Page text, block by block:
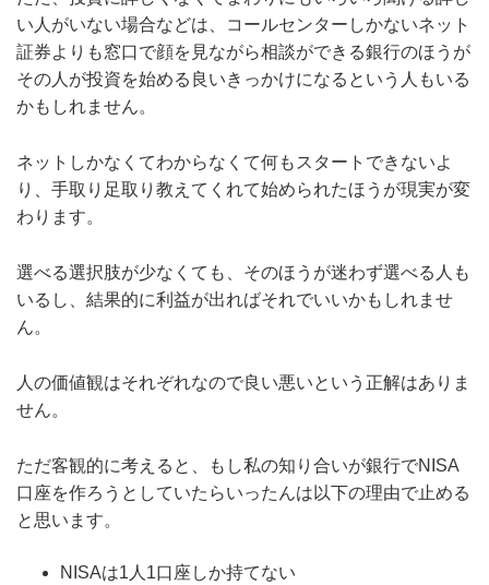
い人がいない場合などは、コールセンターしかないネット
証券よりも窓口で顔を見ながら相談ができる銀行のほうが
その人が投資を始める良いきっかけになるという人もいる
かもしれません。
ネットしかなくてわからなくて何もスタートできないよ
り、手取り足取り教えてくれて始められたほうが現実が変
わります。
選べる選択肢が少なくても、そのほうが迷わず選べる人も
いるし、結果的に利益が出ればそれでいいかもしれませ
ん。
人の価値観はそれぞれなので良い悪いという正解はありま
せん。
ただ客観的に考えると、もし私の知り合いが銀行でNISA
口座を作ろうとしていたらいったんは以下の理由で止める
と思います。
NISAは1人1口座しか持てない